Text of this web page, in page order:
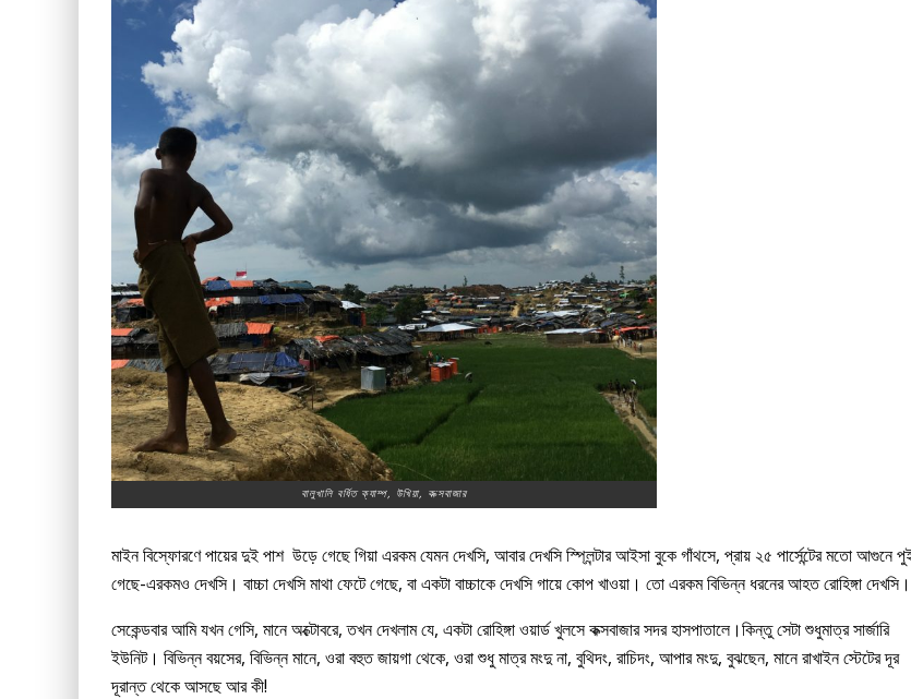
বালুখালি বর্ধিত ক্যাম্প, উখিয়া, কক্সবাজার
মাইন বিস্ফোরণে পায়ের দুই পাশ উড়ে গেছে গিয়া এরকম যেমন দেখসি, আবার দেখসি স্প্লিন্টার আইসা বুকে গাঁথসে, প্রায় ২৫ পার্সেন্টের মতো আগুনে
গেছে-এরকমও দেখসি। বাচ্চা দেখসি মাথা ফেটে গেছে, বা একটা বাচ্চাকে দেখসি গায়ে কোপ খাওয়া। তো এরকম বিভিন্ন ধরনের আহত রোহিঙ্গা দেখসি।
সেকেন্ডবার আমি যখন গেসি, মানে অক্টোবরে, তখন দেখলাম যে, একটা রোহিঙ্গা ওয়ার্ড খুলসে কক্সবাজার সদর হাসপাতালে।কিন্তু সেটা শুধুমাত্র সার্জারি
ইউনিট। বিভিন্ন বয়সের, বিভিন্ন মানে, ওরা বহুত জায়গা থেকে, ওরা শুধু মাত্র মংদু না, বুথিদং, রাচিদং, আপার মংদু, বুঝছেন, মানে রাখাইন স্টেটের দূর
দূরান্ত থেকে আসছে আর কী!